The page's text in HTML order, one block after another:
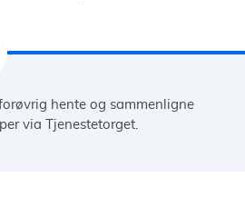
hente og sammenligne
via Tjenestetorget.